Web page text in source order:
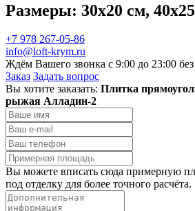
Размеры: 30x20 см,
+7 978 267-05-86
info@loft-krym.ru
Ждём Вашего звонка с 9:00 до 23:00
Заказ Задать вопрос
Вы хотите заказать: Плитка
рыжая Алладин-2
Вы можете вписать сюда примерную
под отделку для более точного расчёта.